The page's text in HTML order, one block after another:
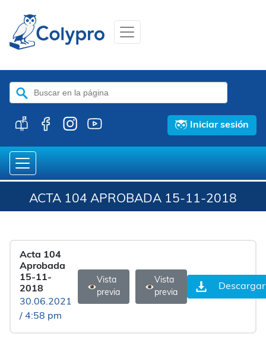
Buscar:
Iniciar sesión
ACTA 104 APROBADA 15-11-2018
Acta 104
Aprobada
15-11-
2018
30.06.2021
/ 4:58 pm
Vista
previa
Vista
previa
Descargar